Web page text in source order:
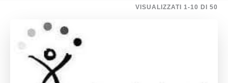
VISUALIZZATI 1-10 DI 50